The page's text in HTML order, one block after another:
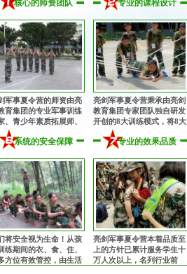
核心的师资团队
军事夏令营的师资由亮
育集团的专业军事训练
、青少年素质拓展师、
健康教育专家、知名励
育专家、畅销书作者共
专业的课程设计
亮剑军事夏令营秉承由亮剑
教育集团专家团队独自研发
开创的8大训练模式，将8大
专业训练模式有机融为一
体，多角度、多方位提升孩
系统的安全保障
将安全视为生命！从孩
练期间的衣、食、住、
方位有效管控，由生活
专业的效果品质
亮剑军事夏令营本着品质至
上的方针已累计服务学生十
万人次以上，名列行业前